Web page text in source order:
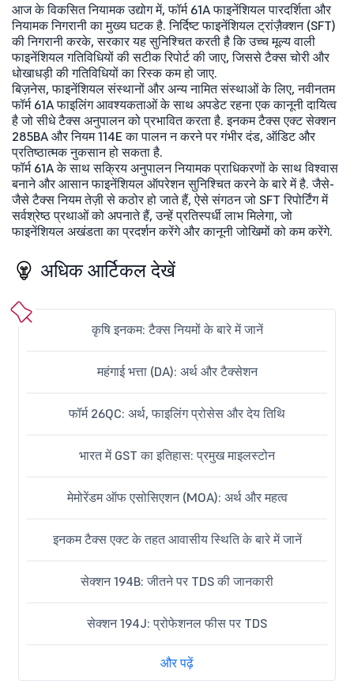
आज के विकसित नियामक उद्योग में, फॉर्म 61A फाइनेंशियल पारदर्शिता और
नियामक निगरानी का मुख्य घटक है. निर्दिष्ट फाइनेंशियल ट्रांज़ैक्शन (SFT)
की निगरानी करके, सरकार यह सुनिश्चित करती है कि उच्च मूल्य वाली
फाइनेंशियल गतिविधियों की सटीक रिपोर्ट की जाए, जिससे टैक्स चोरी और
धोखाधड़ी की गतिविधियों का रिस्क कम हो जाए.
बिज़नेस, फाइनेंशियल संस्थानों और अन्य नामित संस्थाओं के लिए, नवीनतम
फॉर्म 61A फाइलिंग आवश्यकताओं के साथ अपडेट रहना एक कानूनी दायित्व
है जो सीधे टैक्स अनुपालन को प्रभावित करता है. इनकम टैक्स एक्ट सेक्शन
285BA और नियम 114E का पालन न करने पर गंभीर दंड, ऑडिट और
प्रतिष्ठात्मक नुकसान हो सकता है.
फॉर्म 61A के साथ सक्रिय अनुपालन नियामक प्राधिकरणों के साथ विश्वास
बनाने और आसान फाइनेंशियल ऑपरेशन सुनिश्चित करने के बारे में है. जैसे-
जैसे टैक्स नियम तेज़ी से कठोर हो जाते हैं, ऐसे संगठन जो SFT रिपोर्टिंग में
सर्वश्रेष्ठ प्रथाओं को अपनाते हैं, उन्हें प्रतिस्पर्धी लाभ मिलेगा, जो
फाइनेंशियल अखंडता का प्रदर्शन करेंगे और कानूनी जोखिमों को कम करेंगे.
अधिक आर्टिकल देखें
कृषि इनकम: टैक्स नियमों के बारे में जानें
महंगाई भत्ता (DA): अर्थ और टैक्सेशन
फॉर्म 26QC: अर्थ, फाइलिंग प्रोसेस और देय तिथि
भारत में GST का इतिहास: प्रमुख माइलस्टोन
मेमोरेंडम ऑफ एसोसिएशन (MOA): अर्थ और महत्व
इनकम टैक्स एक्ट के तहत आवासीय स्थिति के बारे में जानें
सेक्शन 194B: जीतने पर TDS की जानकारी
सेक्शन 194J: प्रोफेशनल फीस पर TDS
और पढ़ें